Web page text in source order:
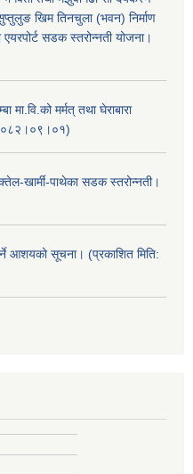
खिम तिनचुला (भवन) निर्माण
सडक स्तरोन्नती योजना।
मा.वि.को मर्मत् तथा घेराबारा
२०८२।०९।०१)
खार्मी-पाथेका सडक स्तरोन्नती।
आशयको सूचना। (प्रकाशित मिति: